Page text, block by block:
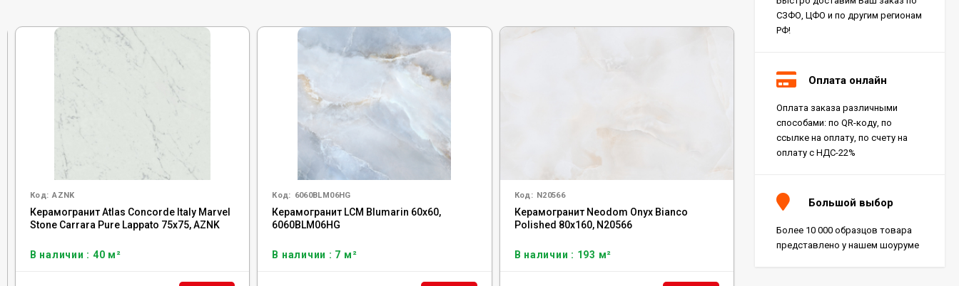
Код: AZNK
Керамогранит Atlas Concorde Italy Marvel
Stone Carrara Pure Lappato 75x75, AZNK
В наличии : 40 м²
Код: 6060BLM06HG
Керамогранит LCM Blumarin 60x60,
6060BLM06HG
В наличии : 7 м²
Код: N20566
Керамогранит Neodom Onyx Bianco
Polished 80x160, N20566
В наличии : 193 м²
A4Q2
Керамогранит Atlas Concorde Marvel
Shine Statuario Supremo 60x120, A4Q2
СЗФО, ЦФО и по другим регионам
РФ!
Оплата онлайн
Оплата заказа различными
способами: по QR-коду, по
ссылке на оплату, по счету на
оплату с НДС-22%
Большой выбор
Более 10 000 образцов товара
представлено у нашем шоуруме